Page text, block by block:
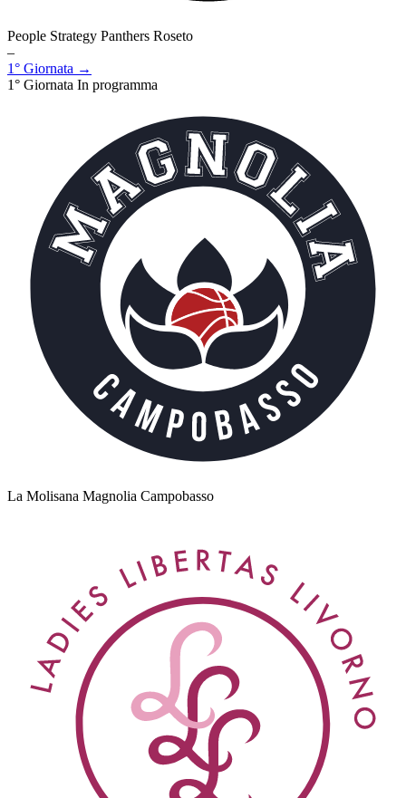
People Strategy Panthers Roseto
–
1° Giornata →
1° Giornata In programma
La Molisana Magnolia Campobasso